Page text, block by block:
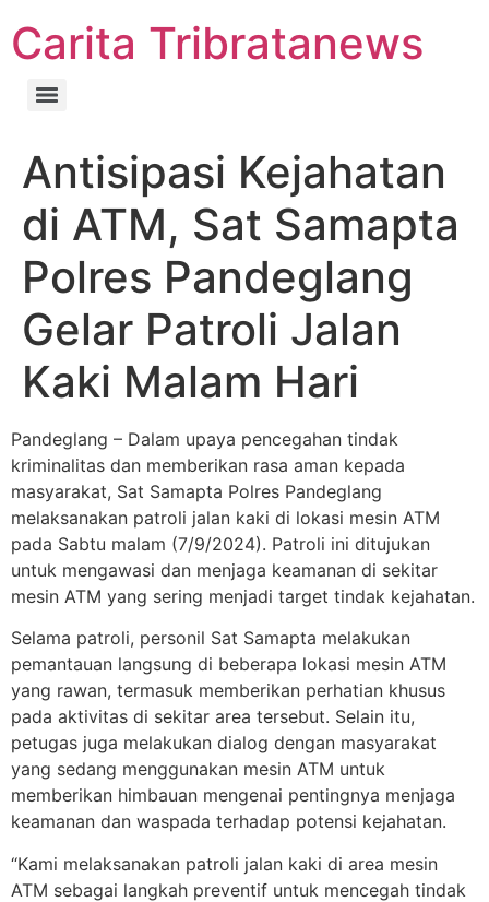
Carita Tribratanews
Antisipasi Kejahatan
di ATM, Sat Samapta
Polres Pandeglang
Gelar Patroli Jalan
Kaki Malam Hari
Pandeglang – Dalam upaya pencegahan tindak
kriminalitas dan memberikan rasa aman kepada
masyarakat, Sat Samapta Polres Pandeglang
melaksanakan patroli jalan kaki di lokasi mesin ATM
pada Sabtu malam (7/9/2024). Patroli ini ditujukan
untuk mengawasi dan menjaga keamanan di sekitar
mesin ATM yang sering menjadi target tindak kejahatan.
Selama patroli, personil Sat Samapta melakukan
pemantauan langsung di beberapa lokasi mesin ATM
yang rawan, termasuk memberikan perhatian khusus
pada aktivitas di sekitar area tersebut. Selain itu,
petugas juga melakukan dialog dengan masyarakat
yang sedang menggunakan mesin ATM untuk
memberikan himbauan mengenai pentingnya menjaga
keamanan dan waspada terhadap potensi kejahatan.
“Kami melaksanakan patroli jalan kaki di area mesin
ATM sebagai langkah preventif untuk mencegah tindak